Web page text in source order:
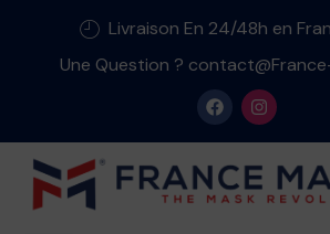
Livraison En 24/48h en
Une Question ?